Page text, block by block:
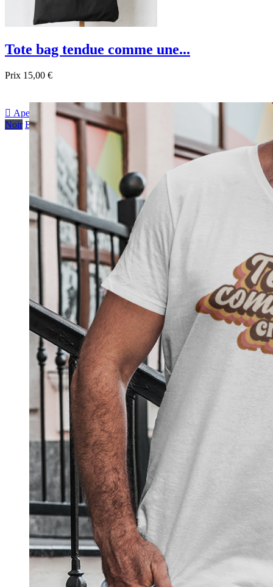
Tote bag tendue comme une...
Prix 15,00 €
 Aperçu rapide
Noir Beige